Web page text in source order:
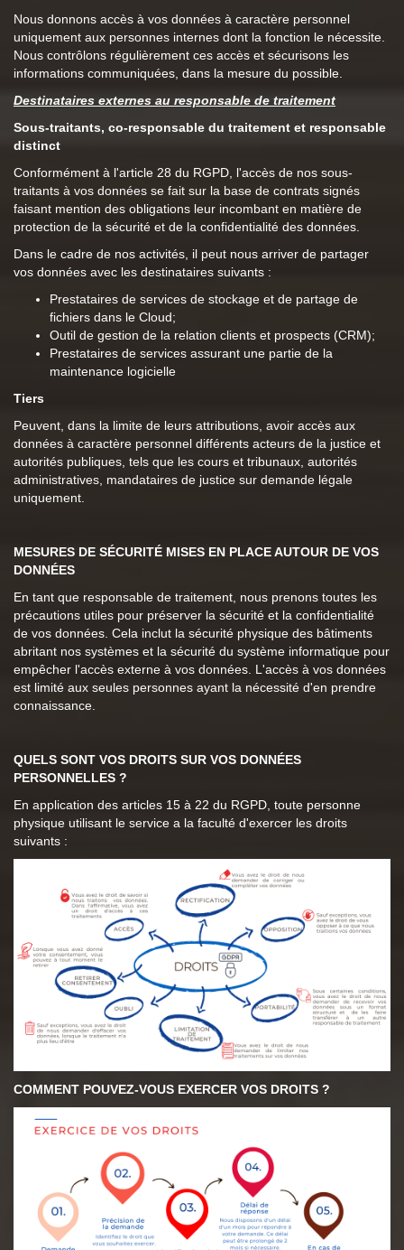
Nous donnons accès à vos données à caractère personnel
uniquement aux personnes internes dont la fonction le nécessite.
Nous contrôlons régulièrement ces accès et sécurisons les
informations communiquées, dans la mesure du possible.
Destinataires externes au responsable de traitement
Sous-traitants, co-responsable du traitement et responsable
distinct
Conformément à l'article 28 du RGPD, l'accès de nos sous-
traitants à vos données se fait sur la base de contrats signés
faisant mention des obligations leur incombant en matière de
protection de la sécurité et de la confidentialité des données.
Dans le cadre de nos activités, il peut nous arriver de partager
vos données avec les destinataires suivants :
Prestataires de services de stockage et de partage de
fichiers dans le Cloud;
Outil de gestion de la relation clients et prospects (CRM);
Prestataires de services assurant une partie de la
maintenance logicielle
Tiers
Peuvent, dans la limite de leurs attributions, avoir accès aux
données à caractère personnel différents acteurs de la justice et
autorités publiques, tels que les cours et tribunaux, autorités
administratives, mandataires de justice sur demande légale
uniquement.
MESURES DE SÉCURITÉ MISES EN PLACE AUTOUR DE VOS
DONNÉES
En tant que responsable de traitement, nous prenons toutes les
précautions utiles pour préserver la sécurité et la confidentialité
de vos données. Cela inclut la sécurité physique des bâtiments
abritant nos systèmes et la sécurité du système informatique pour
empêcher l'accès externe à vos données. L'accès à vos données
est limité aux seules personnes ayant la nécessité d'en prendre
connaissance.
QUELS SONT VOS DROITS SUR VOS DONNÉES
PERSONNELLES ?
En application des articles 15 à 22 du RGPD, toute personne
physique utilisant le service a la faculté d'exercer les droits
suivants :
COMMENT POUVEZ-VOUS EXERCER VOS DROITS ?